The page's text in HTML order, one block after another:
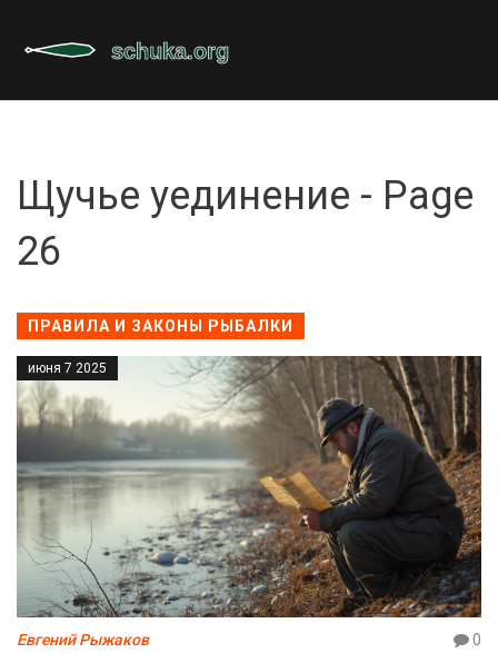
Щучье уединение - Page
26
ПРАВИЛА И ЗАКОНЫ РЫБАЛКИ
июня 7 2025
Евгений Рыжаков 0